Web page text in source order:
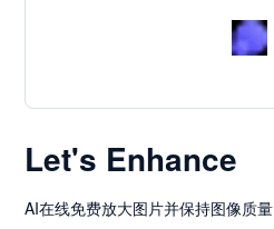
Let's Enhance
AI在线免费放大图片并保持图像质量